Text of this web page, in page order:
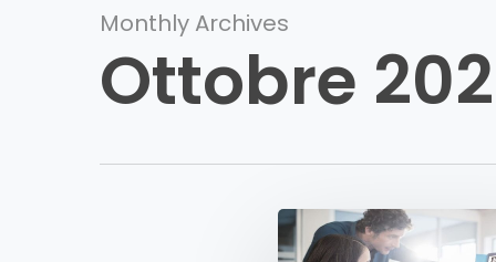
Monthly Archives
Ottobre
Sito
vetrina: